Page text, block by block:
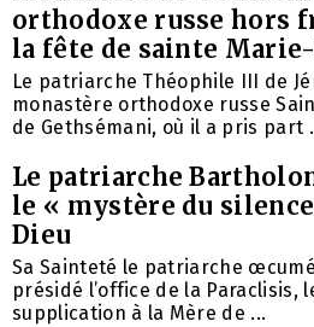
orthodoxe russe hors
la fête de sainte
Le patriarche Théophile III de
monastère orthodoxe russe
de Gethsémani, où il a pris part
Le patriarche
le « mystère du
Dieu
Sa Sainteté le patriarche
présidé l’office de la Paraclisis,
supplication à la Mère de ...